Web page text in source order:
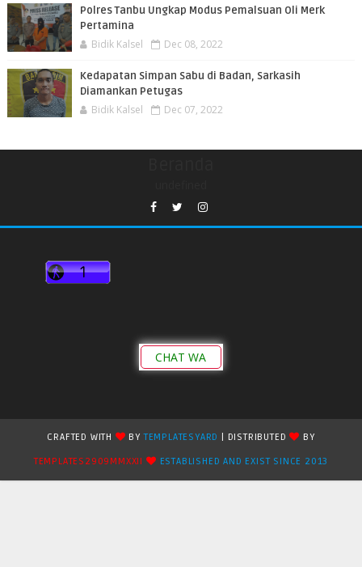
Polres Tanbu Ungkap Modus Pemalsuan Oli Merk
Pertamina
Bidik Kalsel Dec 08, 2022
Kedapatan Simpan Sabu di Badan, Sarkasih
Diamankan Petugas
Bidik Kalsel Dec 07, 2022
CHAT WA
CRAFTED WITH BYTEMPLATESYARD | DISTRIBUTED
BY
TEMPLATES2909MMXXII
ESTABLISHED AND EXIST SINCE 2013